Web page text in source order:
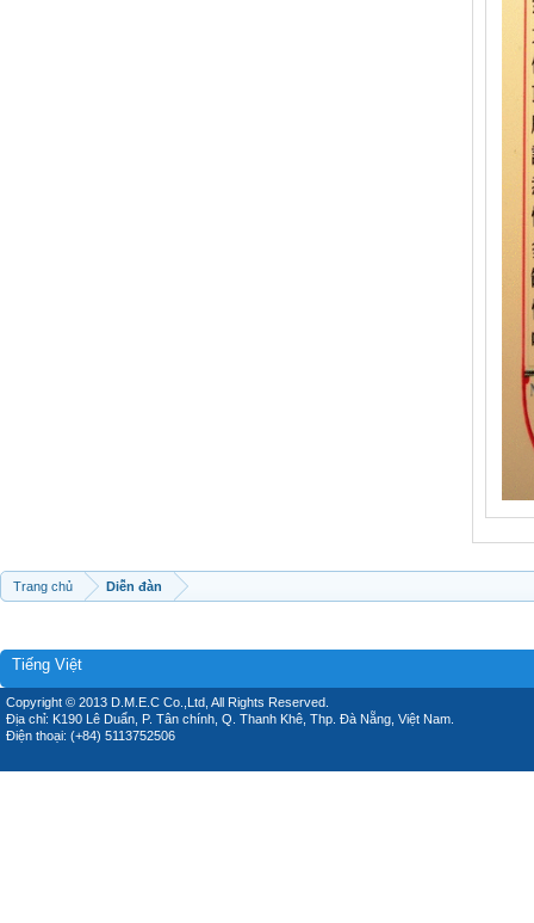
Trang chủ Diễn đàn
Tiếng Việt
Copyright © 2013 D.M.E.C Co.,Ltd, All Rights Reserved.
Địa chỉ: K190 Lê Duẩn, P. Tân chính, Q. Thanh Khê, Thp. Đà Nẵng, Việt Nam.
Điện thoại: (+84) 5113752506